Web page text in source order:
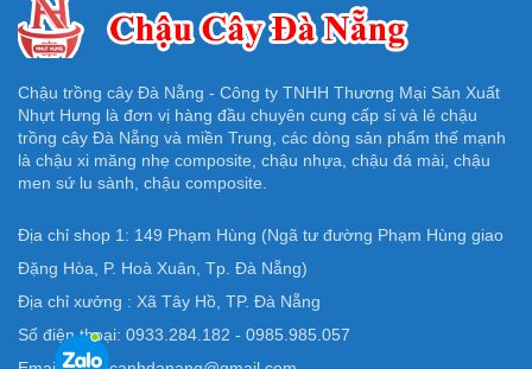
Chậu trồng cây Đà Nẵng - Công ty TNHH Thương Mại Sản Xuất
Nhựt Hưng là đơn vị hàng đầu chuyên cung cấp sỉ và lẻ chậu
trồng cây Đà Nẵng và miền Trung, các dòng sản phẩm thế mạnh
là chậu xi măng nhẹ composite, chậu nhựa, chậu đá mài, chậu
men sứ lu sành, chậu composite.
Địa chỉ shop 1: 149 Phạm Hùng (Ngã tư đường Phạm Hùng giao
Đặng Hòa, P. Hoà Xuân, Tp. Đà Nẵng)
Địa chỉ xưởng : Xã Tây Hồ, TP. Đà Nẵng
Số điện thoại: 0933.284.182 - 0985.985.057